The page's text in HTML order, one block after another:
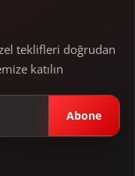
teklifleri doğrudan
katılın
Abone